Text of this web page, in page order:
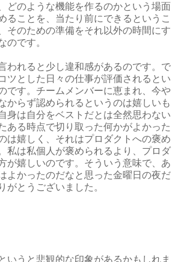
どのような機能を作るのかという場面
ることを、当たり前にできるというこ
そのための準備をそれ以外の時間にす
のです。
われると少し違和感があるのです。で
ツとした日々の仕事が評価されるとい
です。チームメンバーに恵まれ、今や
からず認められるというのは嬉しいも
身は自分をベストだとは全然思わない
ある時点で切り取った何かがよかった
は嬉しく、それはプロダクトへの褒め
私は私個人が褒められるより、プロダ
が嬉しいのです。そういう意味で、あ
よかったのだなと思った金曜日の夜だ
がとうございました。
いうと悲観的な印象があるかもしれま